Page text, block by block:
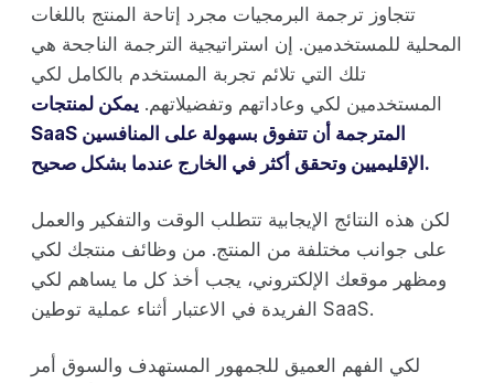
تتجاوز ترجمة البرمجيات مجرد إتاحة المنتج باللغات
المحلية للمستخدمين. إن استراتيجية الترجمة الناجحة هي
تلك التي تلائم تجربة المستخدم بالكامل لكي
المستخدمين لكي وعاداتهم وتفضيلاتهم. يمكن لمنتجات
SaaS المترجمة أن تتفوق بسهولة على المنافسين
الإقليميين وتحقق أكثر في الخارج عندما بشكل صحيح.
لكن هذه النتائج الإيجابية تتطلب الوقت والتفكير والعمل
على جوانب مختلفة من المنتج. من وظائف منتجك لكي
ومظهر موقعك الإلكتروني، يجب أخذ كل ما يساهم لكي
الفريدة في الاعتبار أثناء عملية توطين SaaS.
لكي الفهم العميق للجمهور المستهدف والسوق أمر